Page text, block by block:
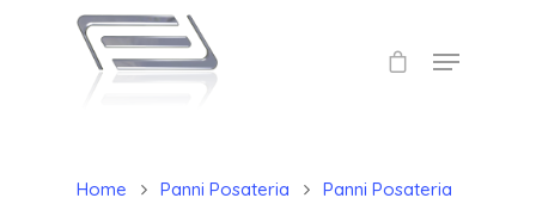
Home Panni Posateria
Panni Posateria